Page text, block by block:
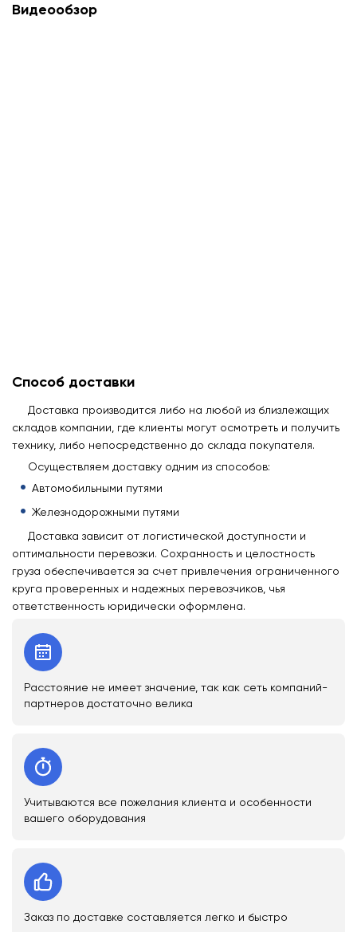
Видеообзор
Способ доставки
Доставка производится либо на любой из близлежащих
складов компании, где клиенты могут осмотреть и получить
технику, либо непосредственно до склада покупателя.
Осуществляем доставку одним из способов:
Автомобильными путями
Железнодорожными путями
Доставка зависит от логистической доступности и
оптимальности перевозки. Сохранность и целостность
груза обеспечивается за счет привлечения ограниченного
круга проверенных и надежных перевозчиков, чья
ответственность юридически оформлена.
Расстояние не имеет значение, так как сеть компаний-
партнеров достаточно велика
Учитываются все пожелания клиента и особенности
вашего оборудования
Заказ по доставке составляется легко и быстро